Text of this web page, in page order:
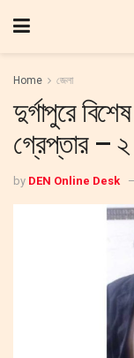
Home জেলা
দুর্গাপুরে
গ্রেপ্তার – ২
by DEN Online Desk